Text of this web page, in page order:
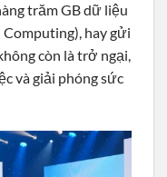
trăm GB dữ liệu
Computing), hay gửi
còn là trở ngại,
và giải phóng sức